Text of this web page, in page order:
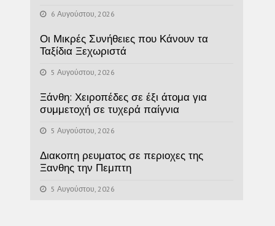
6 Αυγούστου, 2026
Οι Μικρές Συνήθειες που Κάνουν τα
Ταξίδια Ξεχωριστά
5 Αυγούστου, 2026
Ξάνθη: Χειροπέδες σε έξι άτομα για
συμμετοχή σε τυχερά παίγνια
5 Αυγούστου, 2026
Διακοπη ρευματος σε περιοχες της
Ξανθης την Πεμπτη
5 Αυγούστου, 2026